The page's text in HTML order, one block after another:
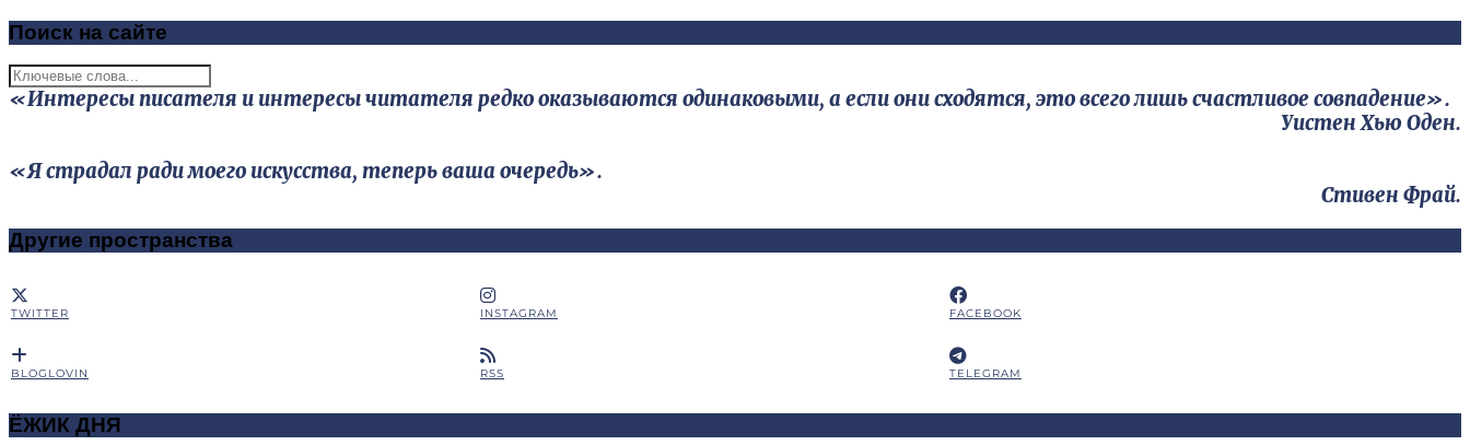
Поиск на сайте
«Интересы писателя и интересы читателя редко оказываются одинаковыми, а если они сходятся, это всего лишь счастливое совпадение».
Уистен Хью Оден.
«Я страдал ради моего искусства, теперь ваша очередь».
Стивен Фрай.
Другие пространства
TWITTER INSTAGRAM FACEBOOK
BLOGLOVIN RSS TELEGRAM
ЁЖИК ДНЯ